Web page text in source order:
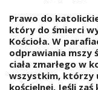
Prawo do
który do śmierci
Kościoła. W
odprawiania mszy
ciała zmarłego w
wszystkim, którzy
kościelnej. Jeśli